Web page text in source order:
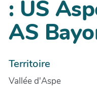
: US
AS
Territoire
Vallée d'Aspe